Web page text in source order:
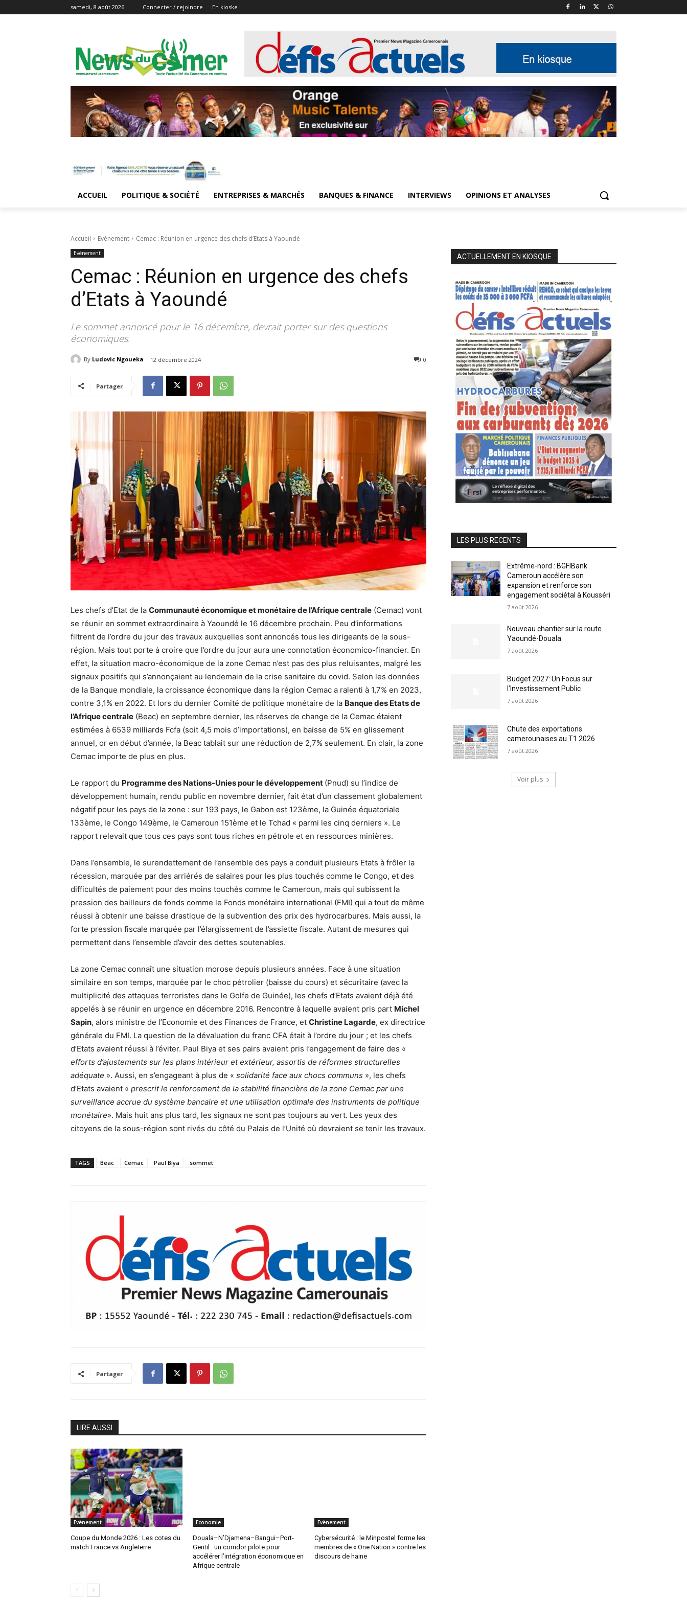
samedi, 8 août 2026 Connecter / rejoindre En kioske !
ACCUEIL POLITIQUE & SOCIÉTÉ ENTREPRISES & MARCHÉS BANQUES & FINANCE INTERVIEWS OPINIONS ET ANALYSES
Accueil Evènement Cemac : Réunion en urgence des chefs d’Etats à Yaoundé
Evènement
Cemac : Réunion en urgence des chefs
d’Etats à Yaoundé
Le sommet annoncé pour le 16 décembre, devrait porter sur des questions
économiques.
By Ludovic Ngoueka 12 décembre 2024 0
Partager
Les chefs d’Etat de la Communauté économique et monétaire de l’Afrique centrale (Cemac) vont
se réunir en sommet extraordinaire à Yaoundé le 16 décembre prochain. Peu d’informations
filtrent de l’ordre du jour des travaux auxquelles sont annoncés tous les dirigeants de la sous-
région. Mais tout porte à croire que l’ordre du jour aura une connotation économico-financier. En
effet, la situation macro-économique de la zone Cemac n’est pas des plus reluisantes, malgré les
signaux positifs qui s’annonçaient au lendemain de la crise sanitaire du covid. Selon les données
de la Banque mondiale, la croissance économique dans la région Cemac a ralenti à 1,7% en 2023,
contre 3,1% en 2022. Et lors du dernier Comité de politique monétaire de la Banque des Etats de
l’Afrique centrale (Beac) en septembre dernier, les réserves de change de la Cemac étaient
estimées à 6539 milliards Fcfa (soit 4,5 mois d’importations), en baisse de 5% en glissement
annuel, or en début d’année, la Beac tablait sur une réduction de 2,7% seulement. En clair, la zone
Cemac importe de plus en plus.
Le rapport du Programme des Nations-Unies pour le développement (Pnud) su l’indice de
développement humain, rendu public en novembre dernier, fait état d’un classement globalement
négatif pour les pays de la zone : sur 193 pays, le Gabon est 123ème, la Guinée équatoriale
133ème, le Congo 149ème, le Cameroun 151ème et le Tchad « parmi les cinq derniers ». Le
rapport relevait que tous ces pays sont tous riches en pétrole et en ressources minières.
Dans l’ensemble, le surendettement de l’ensemble des pays a conduit plusieurs Etats à frôler la
récession, marquée par des arriérés de salaires pour les plus touchés comme le Congo, et des
difficultés de paiement pour des moins touchés comme le Cameroun, mais qui subissent la
pression des bailleurs de fonds comme le Fonds monétaire international (FMI) qui a tout de même
réussi à obtenir une baisse drastique de la subvention des prix des hydrocarbures. Mais aussi, la
forte pression fiscale marquée par l’élargissement de l’assiette fiscale. Autant de mesures qui
permettent dans l’ensemble d’avoir des dettes soutenables.
La zone Cemac connaît une situation morose depuis plusieurs années. Face à une situation
similaire en son temps, marquée par le choc pétrolier (baisse du cours) et sécuritaire (avec la
multiplicité des attaques terroristes dans le Golfe de Guinée), les chefs d’Etats avaient déjà été
appelés à se réunir en urgence en décembre 2016. Rencontre à laquelle avaient pris part Michel
Sapin, alors ministre de l’Economie et des Finances de France, et Christine Lagarde, ex directrice
générale du FMI. La question de la dévaluation du franc CFA était à l’ordre du jour ; et les chefs
d’Etats avaient réussi à l’éviter. Paul Biya et ses pairs avaient pris l’engagement de faire des «
efforts d’ajustements sur les plans intérieur et extérieur, assortis de réformes structurelles
adéquate ». Aussi, en s’engageant à plus de « solidarité face aux chocs communs », les chefs
d’Etats avaient « prescrit le renforcement de la stabilité financière de la zone Cemac par une
surveillance accrue du système bancaire et une utilisation optimale des instruments de politique
monétaire». Mais huit ans plus tard, les signaux ne sont pas toujours au vert. Les yeux des
citoyens de la sous-région sont rivés du côté du Palais de l’Unité où devraient se tenir les travaux.
TAGS Beac Cemac Paul Biya sommet
Partager
LIRE AUSSI
Evènement
Coupe du Monde 2026 : Les cotes du
match France vs Angleterre
Economie
Douala–N’Djamena–Bangui–Port-
Gentil : un corridor pilote pour
accélérer l’intégration économique en
Afrique centrale
Evènement
Cybersécurité : le Minpostel forme les
membres de « One Nation » contre les
discours de haine
ACTUELLEMENT EN KIOSQUE
LES PLUS RECENTS
Extrême-nord : BGFIBank
Cameroun accélère son
expansion et renforce son
engagement sociétal à Kousséri
7 août 2026
Nouveau chantier sur la route
Yaoundé-Douala
7 août 2026
Budget 2027: Un Focus sur
l’Investissement Public
7 août 2026
Chute des exportations
camerounaises au T1 2026
7 août 2026
Voir plus